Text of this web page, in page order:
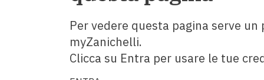
Per vedere questa pagina serve un
myZanichelli.
Clicca su Entra per usare le tue